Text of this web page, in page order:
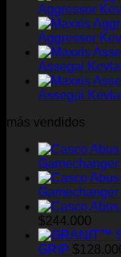
Aggressor
Aggressor
Assegai
Assegai
más vendidos
Gamechanger
Gamechanger
$244.000
GRIP $